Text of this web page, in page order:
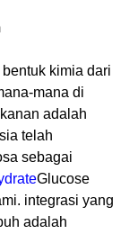
kimia dari
mana di
adalah
telah
sebagai
Glucose
integrasi yang
adalah